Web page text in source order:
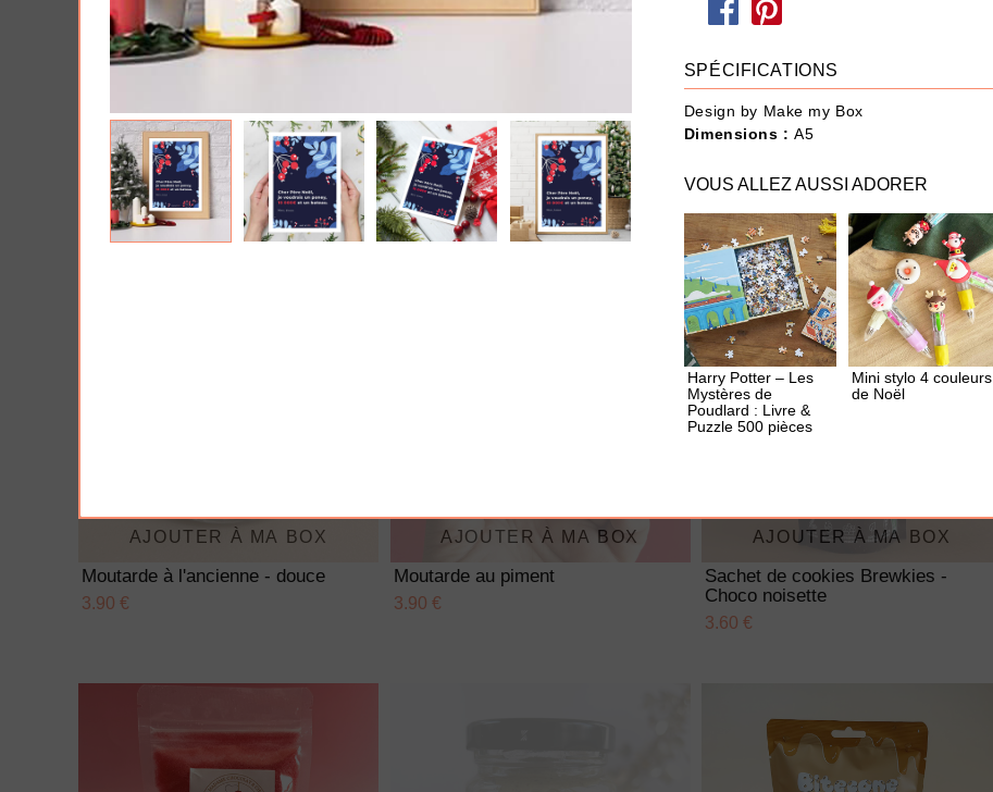
SPÉCIFICATIONS
Design by Make my Box
Dimensions :A5
VOUS ALLEZ AUSSI ADORER
Harry Potter – Les
Mystères de
Poudlard : Livre &
Puzzle 500 pièces
Mini stylo 4 couleurs
de Noël
Joyeux Noël
PRIX POUR QUI ?
487 produits
AJOUTER À MA BOX
Moutarde à l'ancienne - douce
3.90 €
AJOUTER À MA BOX
Moutarde au piment
3.90 €
AJOUTER À MA BOX
Sachet de cookies Brewkies -
Choco noisette
3.60 €